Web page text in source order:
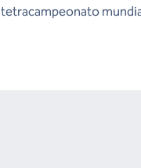
tetracampeonato